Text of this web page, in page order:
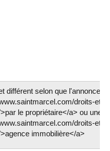
différent selon que l'annonce
droits-et-
le propriétaire</a> ou une
droits-et-
immobilière</a>